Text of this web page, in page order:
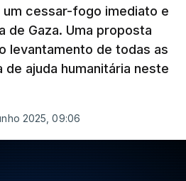
um cessar-fogo imediato e
de Gaza. Uma proposta
levantamento de todas as
ajuda humanitária neste
2025, 09:06